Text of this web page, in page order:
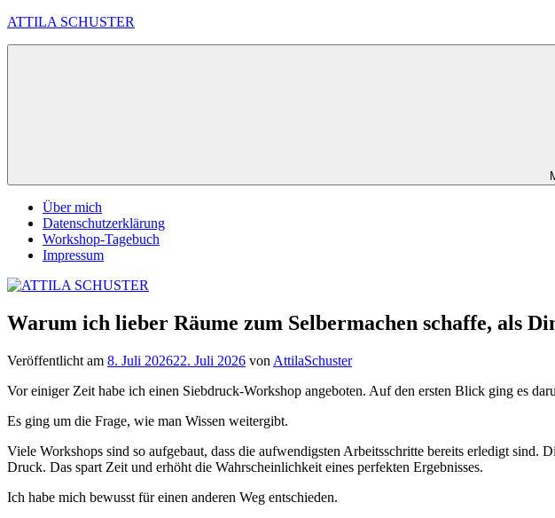
Zum
ATTILA SCHUSTER
Über mich
Datenschutzerklärung
Workshop-Tagebuch
Impressum
Warum ich lieber Räume zum Selbermachen schaffe, als
Veröffentlicht am 8. Juli 202622. Juli 2026 von AttilaSchuster
Vor einiger Zeit habe ich einen Siebdruck-Workshop angeboten. Auf den ersten Blick ging es
Es ging um die Frage, wie man Wissen weitergibt.
Viele Workshops sind so aufgebaut, dass die aufwendigsten Arbeitsschritte bereits erledigt
Druck. Das spart Zeit und erhöht die Wahrscheinlichkeit eines perfekten Ergebnisses.
Ich habe mich bewusst für einen anderen Weg entschieden.